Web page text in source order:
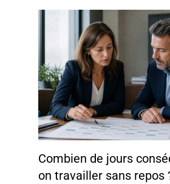
Combien de jours
on travailler sans repos